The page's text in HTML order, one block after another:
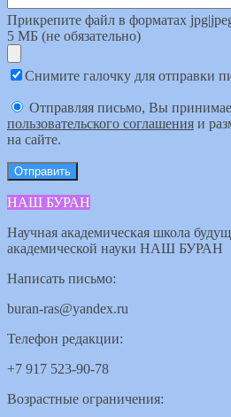
Прикрепите файл в форматах
5 МБ (не обязательно)
Снимите галочку для отправки
Отправляя письмо, Вы
пользовательского соглашения и
на сайте.
НАШ БУРАН
Научная академическая школа
академической науки НАШ БУРАН
Написать письмо:
buran-ras@yandex.ru
Телефон редакции:
+7 917 523-90-78
Возрастные ограничения: